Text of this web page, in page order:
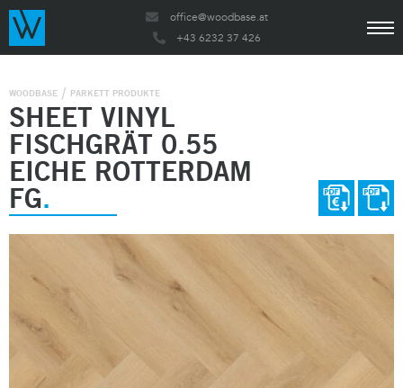
office@woodbase.at
+43 6232 37 426
WOODBASE PARKETT PRODUKTE
SHEET VINYL
FISCHGRÄT 0.55
EICHE ROTTERDAM
FG